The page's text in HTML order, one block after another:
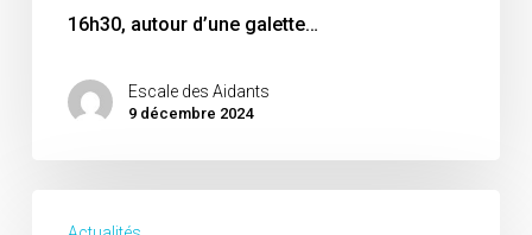
16h30, autour d’une galette…
Escale des Aidants
9 décembre 2024